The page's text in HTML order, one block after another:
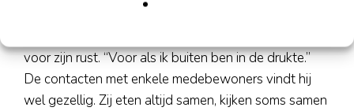
voor zijn rust. “Voor als ik buiten ben in de drukte.”
De contacten met enkele medebewoners vindt hij
wel gezellig. Zij eten altijd samen, kijken soms samen